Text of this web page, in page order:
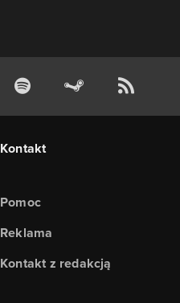
Kontakt
Pomoc
Reklama
Kontakt z redakcją